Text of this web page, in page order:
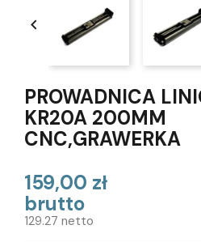

PROWADNICA
KR20A 200MM
CNC,GRAWERKA
159,00 zł
brutto
129.27 netto